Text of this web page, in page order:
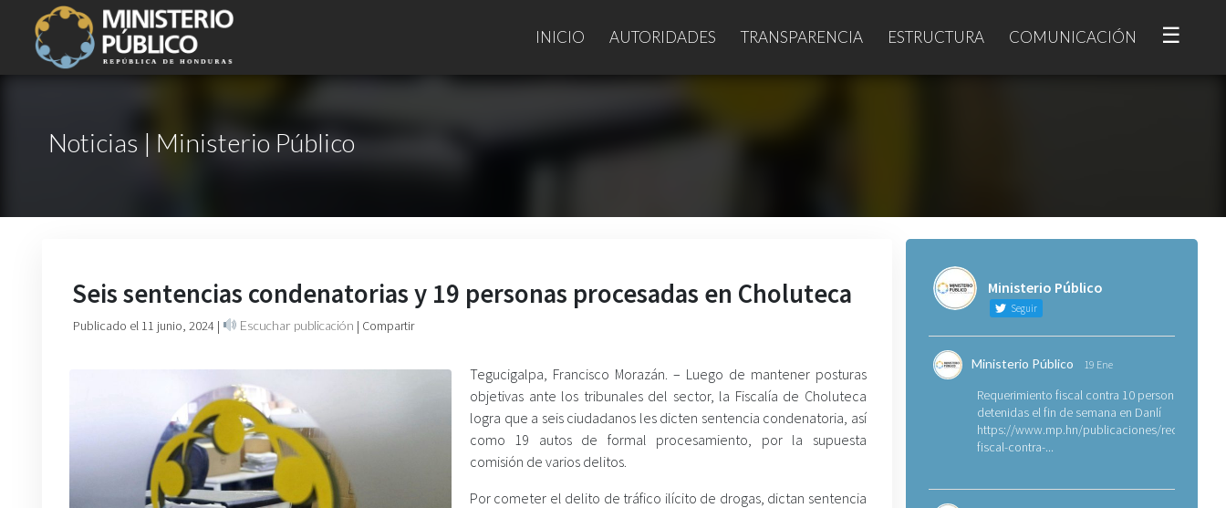
INICIO AUTORIDADES TRANSPARENCIA ESTRUCTURA COMUNICACIÓN ☰
Noticias | Ministerio Público
Seis sentencias condenatorias y 19 personas procesadas en Choluteca
Publicado el 11 junio, 2024 | Escuchar publicación | Compartir
Tegucigalpa, Francisco Morazán. – Luego de mantener posturas
objetivas ante los tribunales del sector, la Fiscalía de Choluteca
logra que a seis ciudadanos les dicten sentencia condenatoria, así
como 19 autos de formal procesamiento, por la supuesta
comisión de varios delitos.
Por cometer el delito de tráfico ilícito de drogas, dictan sentencia
Ministerio Público
Seguir
Ministerio Público 19 Ene
Requerimiento fiscal contra 10 personas
detenidas el fin de semana en Danlí
https://www.mp.hn/publicaciones/
fiscal-contra-...